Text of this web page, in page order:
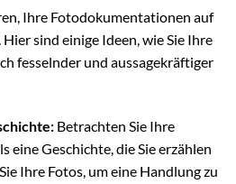
Ihre Fotodokumentationen auf
sind einige Ideen, wie Sie Ihre
fesselnder und aussagekräftiger
Betrachten Sie Ihre
eine Geschichte, die Sie erzählen
Ihre Fotos, um eine Handlung zu